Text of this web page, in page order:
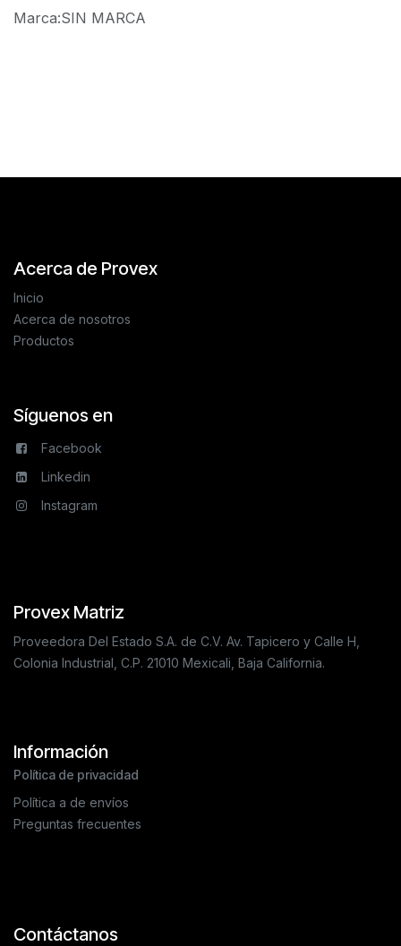
Marca:SIN MARCA
Acerca de Provex
Inicio
Acerca de nosotros
Productos
Síguenos en
Facebook
Linkedin
Instagram
Provex Matriz
Proveedora Del Estado S.A. de C.V. Av. Tapicero y Calle H,
Colonia Industrial, C.P. 21010 Mexicali, Baja California.
Información
Política de privacidad
Política a de envíos
Preguntas frecuentes
Contáctanos